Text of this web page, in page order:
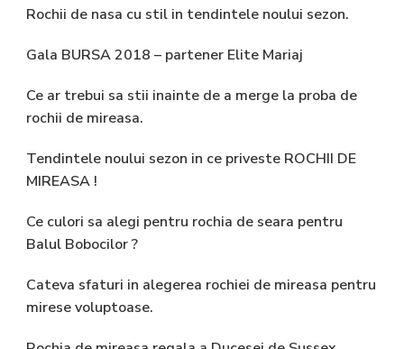
Rochii de nasa cu stil in tendintele noului sezon.
Gala BURSA 2018 – partener Elite Mariaj
Ce ar trebui sa stii inainte de a merge la proba de
rochii de mireasa.
Tendintele noului sezon in ce priveste ROCHII DE
MIREASA !
Ce culori sa alegi pentru rochia de seara pentru
Balul Bobocilor ?
Cateva sfaturi in alegerea rochiei de mireasa pentru
mirese voluptoase.